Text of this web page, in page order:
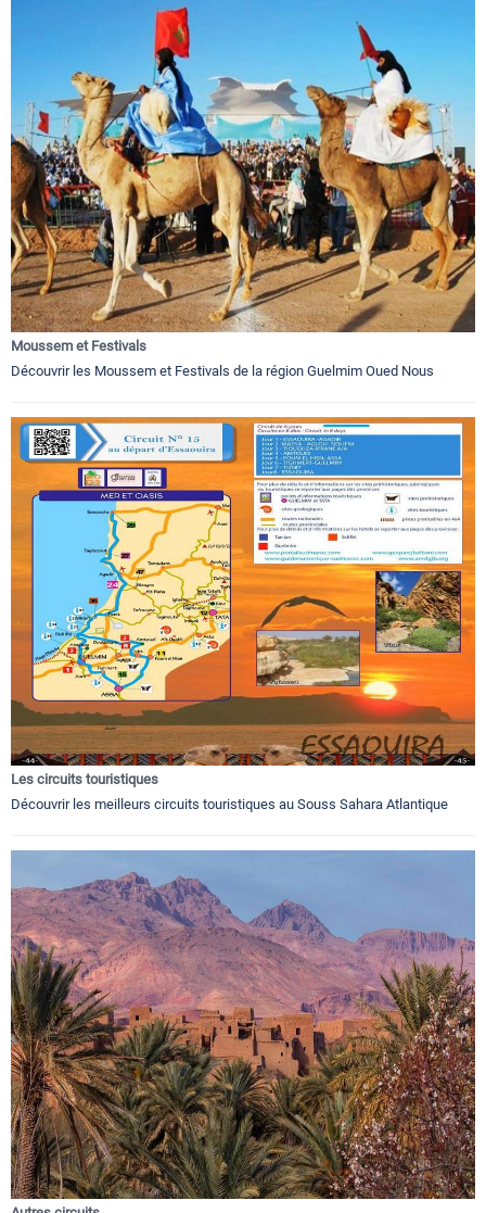
Moussem et Festivals
Découvrir les Moussem et Festivals de la région Guelmim Oued Nous
Les circuits touristiques
Découvrir les meilleurs circuits touristiques au Souss Sahara Atlantique